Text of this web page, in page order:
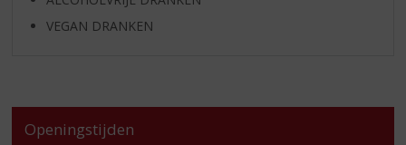
VEGAN DRANKEN
Openingstijden